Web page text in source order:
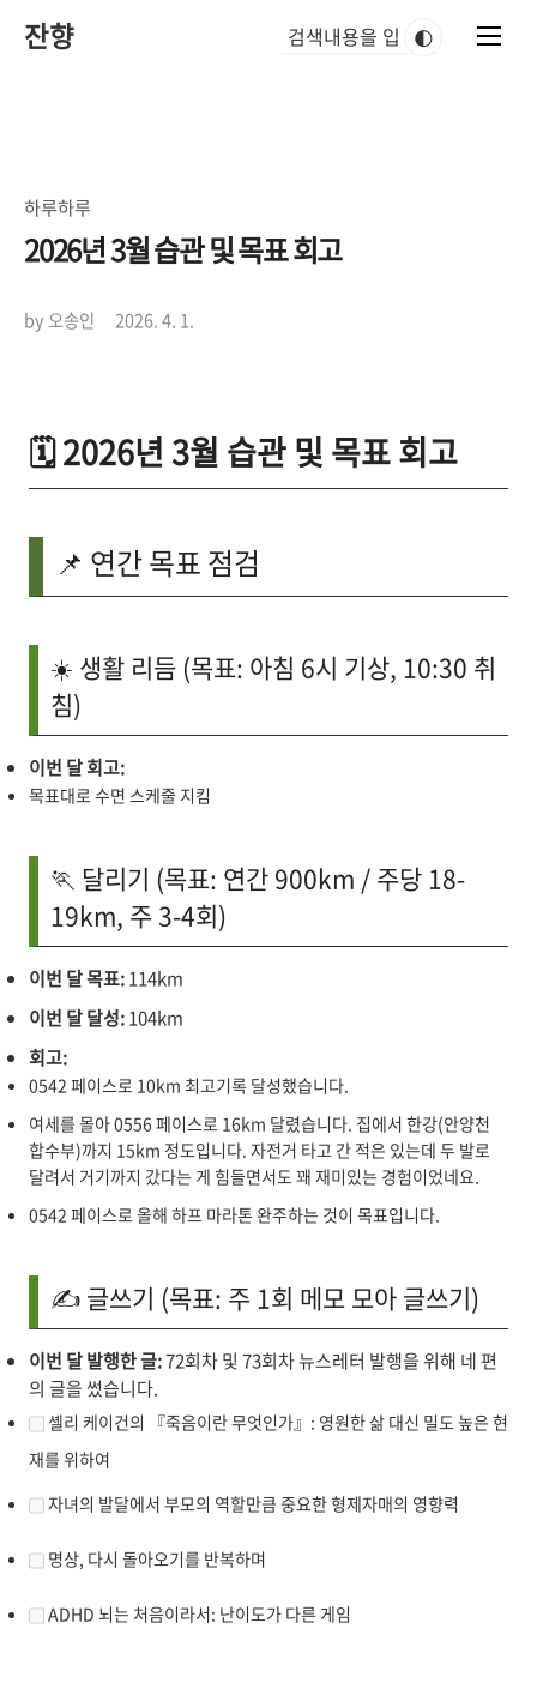
잔향 🌓
하루하루
2026년 3월 습관 및 목표 회고
by 오송인 2026. 4. 1.
🗓️ 2026년 3월 습관 및 목표 회고
📌 연간 목표 점검
☀️ 생활 리듬 (목표: 아침 6시 기상, 10:30 취
침)
이번 달 회고:
목표대로 수면 스케줄 지킴
🏃 달리기 (목표: 연간 900km / 주당 18-
19km, 주 3-4회)
이번 달 목표:114km
이번 달 달성:104km
회고:
0542 페이스로 10km 최고기록 달성했습니다.
여세를 몰아 0556 페이스로 16km 달렸습니다. 집에서 한강(안양천
합수부)까지 15km 정도입니다. 자전거 타고 간 적은 있는데 두 발로
달려서 거기까지 갔다는 게 힘들면서도 꽤 재미있는 경험이었네요.
0542 페이스로 올해 하프 마라톤 완주하는 것이 목표입니다.
✍️ 글쓰기 (목표: 주 1회 메모 모아 글쓰기)
이번 달 발행한 글:72회차 및 73회차 뉴스레터 발행을 위해 네 편
의 글을 썼습니다.
셸리 케이건의 『죽음이란 무엇인가』: 영원한 삶 대신 밀도 높은 현
재를 위하여
자녀의 발달에서 부모의 역할만큼 중요한 형제자매의 영향력
명상, 다시 돌아오기를 반복하며
ADHD 뇌는 처음이라서: 난이도가 다른 게임